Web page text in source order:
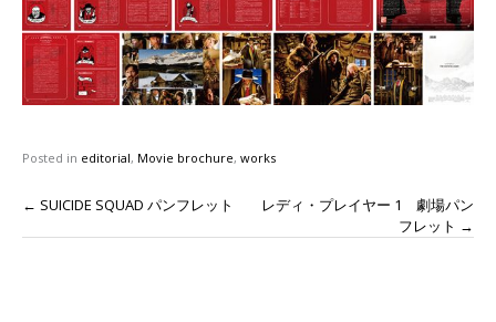
Posted in editorial, Movie brochure, works
Post
navigation
← SUICIDE SQUAD パンフレット
レディ・プレイヤー 1 劇場パン
フレット →